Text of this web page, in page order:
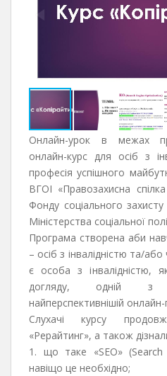
Онлайн-урок в межах
онлайн-курс для осіб з
професія успішного
ВГОІ «Правозахисна
Фонду соціального
Міністерства соціальної
Програма створена аби
– осіб з інвалідністю та/або
є особа з інвалідністю,
догляду, одній з
найперспективнішій онлайн-
Слухачі курсу
«Рерайтинг», а також
1. що таке «SEO»
навіщо це необхідно;